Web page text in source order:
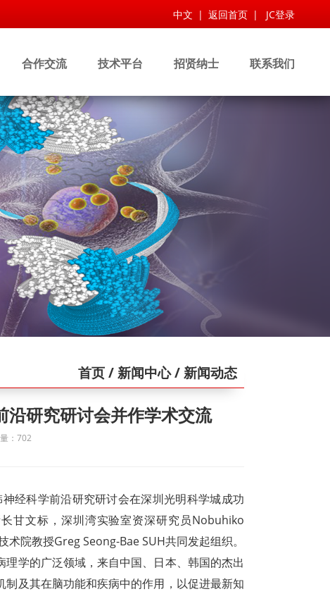
中文 | 返回首页 | JC登录
合作交流 技术平台 招贤纳士 联系我们
首页/ 新闻中心/ 新闻动态
沿研究研讨会并作学术交流
：702
经科学前沿研究研讨会在深圳光明科学城成功
甘文标，深圳湾实验室资深研究员Nobuhiko
院教授Greg Seong-Bae SUH共同发起组织。
学的广泛领域，来自中国、日本、韩国的杰出
及其在脑功能和疾病中的作用，以促进最新知